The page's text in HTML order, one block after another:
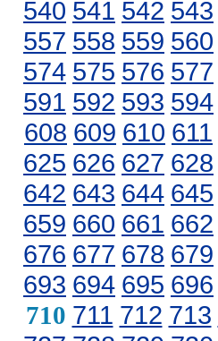
540 541 542 543
557 558 559 560
574 575 576 577
591 592 593 594
608 609 610 611
625 626 627 628
642 643 644 645
659 660 661 662
676 677 678 679
693 694 695 696
710 711 712 713